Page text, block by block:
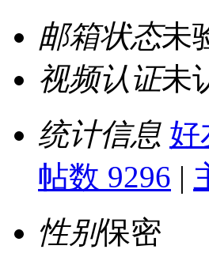
邮箱状态未
视频认证未
统计信息 好
帖数 9296 |
性别保密